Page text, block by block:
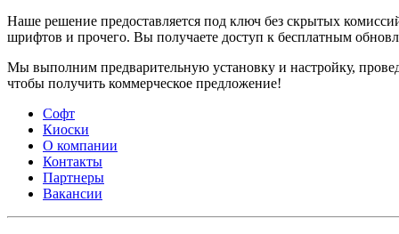
Наше решение предоставляется под ключ без скрытых
шрифтов и прочего. Вы получаете доступ к бесплатным
Мы выполним предварительную установку и настройку,
чтобы получить коммерческое предложение!
Софт
Киоски
О компании
Контакты
Партнеры
Вакансии